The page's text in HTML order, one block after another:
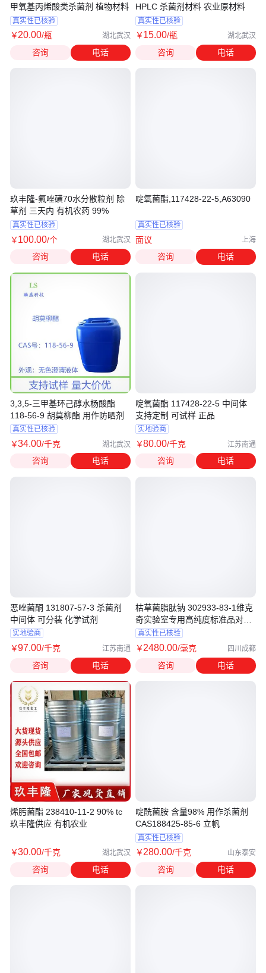
甲氧基丙烯酸类杀菌剂 植物材料
真实性已核验
￥20.00/瓶 湖北武汉
咨询 电话
玖丰隆-氟唑磺70水分散粒剂 除
草剂 三天内 有机农药 99%
真实性已核验
￥100.00/个 湖北武汉
咨询 电话
3,3,5-三甲基环己醇水杨酸酯
118-56-9 胡莫柳酯 用作防晒剂
真实性已核验
￥34.00/千克 湖北武汉
咨询 电话
恶唑菌酮 131807-57-3 杀菌剂
中间体 可分装 化学试剂
实地验商
￥97.00/千克 江苏南通
咨询 电话
烯肟菌酯 238410-11-2 90% tc
玖丰隆供应 有机农业
￥30.00/千克 湖北武汉
咨询 电话
HPLC 杀菌剂材料 农业原材料
真实性已核验
￥15.00/瓶 湖北武汉
咨询 电话
啶氧菌酯,117428-22-5,A63090
真实性已核验
面议 上海
咨询 电话
啶氧菌酯 117428-22-5 中间体
支持定制 可试样 正品
实地验商
￥80.00/千克 江苏南通
咨询 电话
枯草菌脂肽钠 302933-83-1维克
奇实验室专用高纯度标准品对照
品
真实性已核验
￥2480.00/毫克 四川成都
咨询 电话
啶酰菌胺 含量98% 用作杀菌剂
CAS188425-85-6 立帆
真实性已核验
￥280.00/千克 山东泰安
咨询 电话